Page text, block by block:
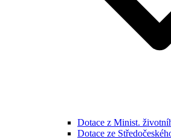
Dotace z Minist.
Dotace ze